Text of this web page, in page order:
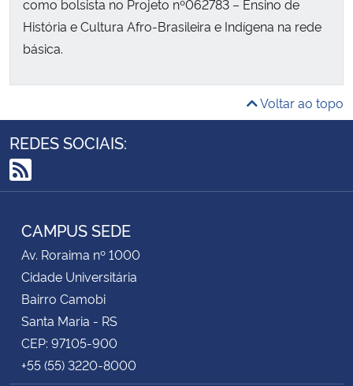
como bolsista no Projeto nº062783 – Ensino de
História e Cultura Afro-Brasileira e Indígena na rede
básica.
Voltar ao topo
REDES SOCIAIS:
RSS
CAMPUS SEDE
Av. Roraima nº 1000
Cidade Universitária
Bairro Camobi
Santa Maria - RS
CEP: 97105-900
+55 (55) 3220-8000